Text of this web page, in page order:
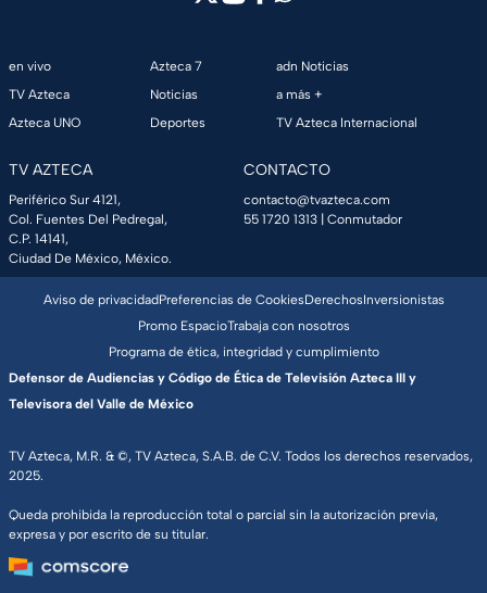
en vivo
TV Azteca
Azteca UNO
Azteca 7
Noticias
Deportes
adn Noticias
a más +
TV Azteca Internacional
TV AZTECA
Periférico Sur 4121,
Col. Fuentes Del Pedregal,
C.P. 14141,
Ciudad De México, México.
CONTACTO
contacto@tvazteca.com
55 1720 1313 | Conmutador
TV Azteca, M.R. & ©, TV Azteca, S.A.B. de C.V. Todos los derechos reservados,
2025.
Queda prohibida la reproducción total o parcial sin la autorización previa,
expresa y por escrito de su titular.
Aviso de privacidadPreferencias de CookiesDerechosInversionistas
Promo EspacioTrabaja con nosotros
Programa de ética, integridad y cumplimiento
Defensor de Audiencias y Código de Ética de Televisión Azteca III y
Televisora del Valle de México